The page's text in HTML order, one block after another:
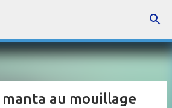
au contenu principal
manta au mouillage